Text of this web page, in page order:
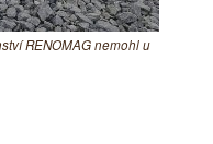
RENOMAG nemohl u